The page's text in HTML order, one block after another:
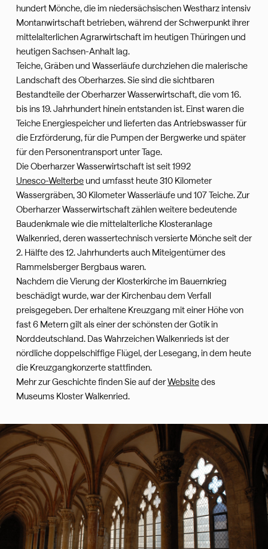
hundert Mönche, die im niedersächsischen Westharz intensiv
Montanwirtschaft betrieben, während der Schwerpunkt ihrer
mittelalterlichen Agrarwirtschaft im heutigen Thüringen und
heutigen Sachsen-Anhalt lag.
Teiche, Gräben und Wasserläufe durchziehen die malerische
Landschaft des Oberharzes. Sie sind die sichtbaren
Bestandteile der Oberharzer Wasserwirtschaft, die vom 16.
bis ins 19. Jahrhundert hinein entstanden ist. Einst waren die
Teiche Energiespeicher und lieferten das Antriebswasser für
die Erzförderung, für die Pumpen der Bergwerke und später
für den Personentransport unter Tage.
Die Oberharzer Wasserwirtschaft ist seit 1992
Unesco-Welterbeund umfasst heute 310 Kilometer
Wassergräben, 30 Kilometer Wasserläufe und 107 Teiche. Zur
Oberharzer Wasserwirtschaft zählen weitere bedeutende
Baudenkmale wie die mittelalterliche Klosteranlage
Walkenried, deren wassertechnisch versierte Mönche seit der
2. Hälfte des 12. Jahrhunderts auch Miteigentümer des
Rammelsberger Bergbaus waren.
Nachdem die Vierung der Klosterkirche im Bauernkrieg
beschädigt wurde, war der Kirchenbau dem Verfall
preisgegeben. Der erhaltene Kreuzgang mit einer Höhe von
fast 6 Metern gilt als einer der schönsten der Gotik in
Norddeutschland. Das Wahrzeichen Walkenrieds ist der
nördliche doppelschiffige Flügel, der Lesegang, in dem heute
die Kreuzgangkonzerte stattfinden.
Mehr zur Geschichte finden Sie auf derWebsitedes
Museums Kloster Walkenried.